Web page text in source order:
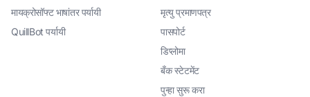
मायक्रोसॉफ्ट भाषांतर पर्यायी
QuillBot पर्यायी
मृत्यु प्रमाणपत्र
पासपोर्ट
डिप्लोमा
बँक स्टेटमेंट
पुन्हा सुरू करा